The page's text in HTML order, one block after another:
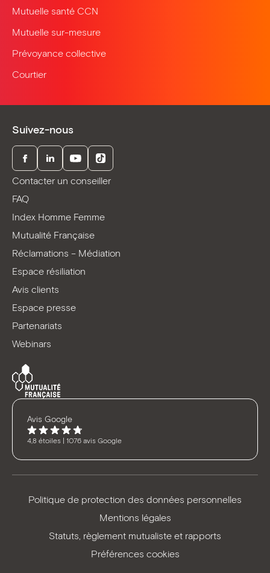
Mutuelle santé CCN
Mutuelle sur-mesure
Prévoyance collective
Courtier
Suivez-nous
FacebookLinkedInYoutubeTikTok
Contacter un conseiller
FAQ
Index Homme Femme
Mutualité Française
Réclamations – Médiation
Espace résiliation
Avis clients
Espace presse
Partenariats
Webinars
Avis Google
4,8 étoiles | 1076 avis Google
Politique de protection des données personnelles
Mentions légales
Statuts, règlement mutualiste et rapports
Préférences cookies